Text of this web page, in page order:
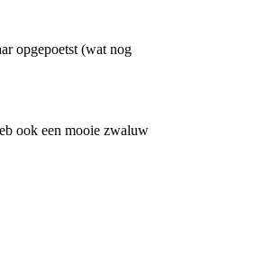
opgepoetst (wat nog
ook een mooie zwaluw